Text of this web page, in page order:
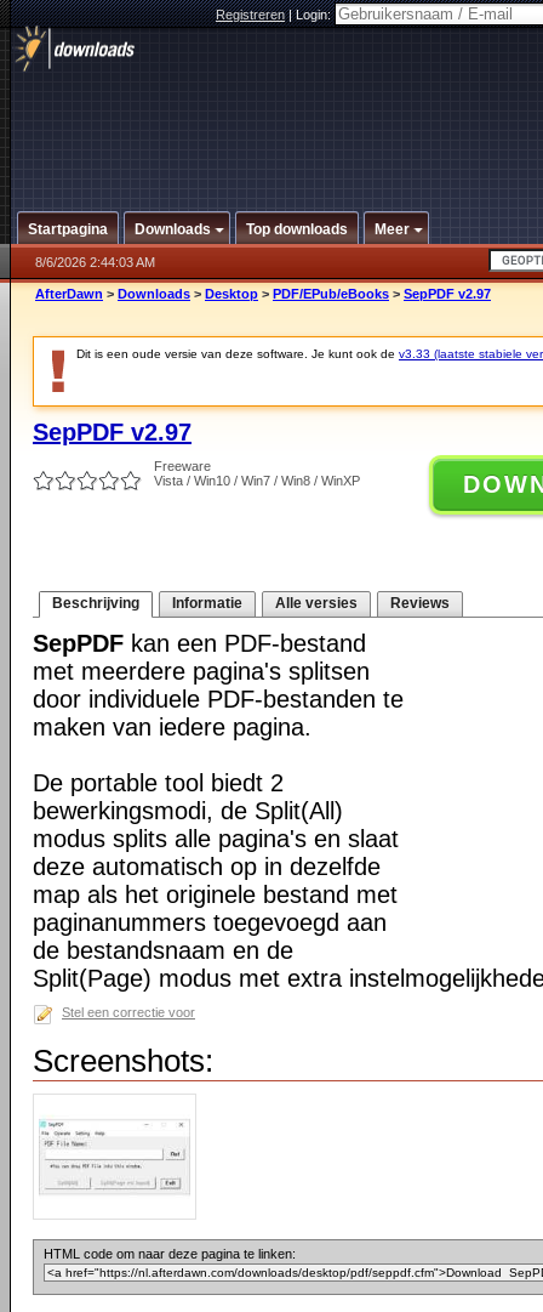
Registreren|Login:
Startpagina Downloads Top downloads Meer
8/6/2026 2:44:03 AM
AfterDawn > Downloads > Desktop > PDF/EPub/eBooks > SepPDF v2.97
Dit is een oude versie van deze software. Je kunt ook de v3.33 (laatste stabiele
SepPDF v2.97
Freeware
Vista / Win10 / Win7 / Win8 / WinXP
Beschrijving Informatie Alle versies Reviews
SepPDF kan een PDF-bestand
met meerdere pagina's splitsen
door individuele PDF-bestanden te
maken van iedere pagina.
De portable tool biedt 2
bewerkingsmodi, de Split(All)
modus splits alle pagina's en slaat
deze automatisch op in dezelfde
map als het originele bestand met
paginanummers toegevoegd aan
de bestandsnaam en de
Split(Page) modus met extra
Stel een correctie voor
Screenshots:
HTML code om naar deze pagina te linken: